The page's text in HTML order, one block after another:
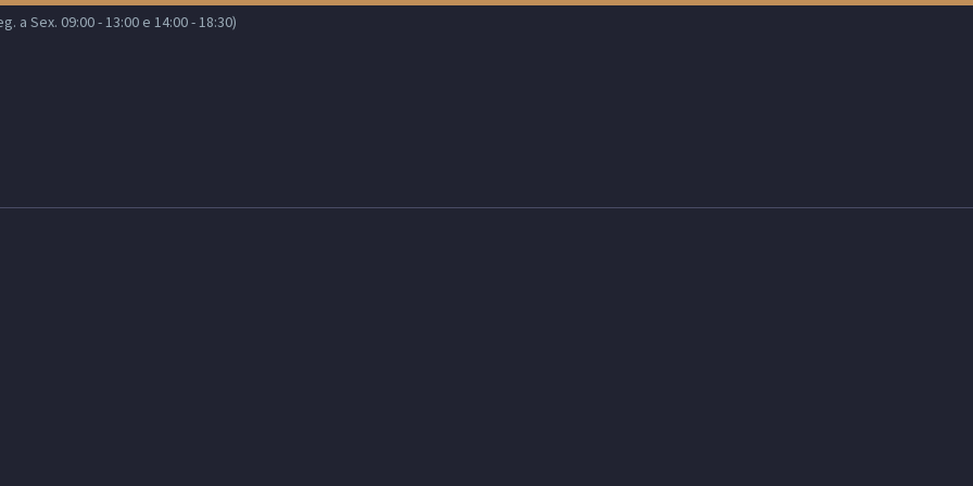
a Sex. 09:00 - 13:00 e 14:00 - 18:30)